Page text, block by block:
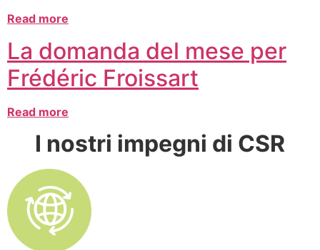
Read more
La domanda del mese per
Frédéric Froissart
Read more
I nostri impegni di CSR